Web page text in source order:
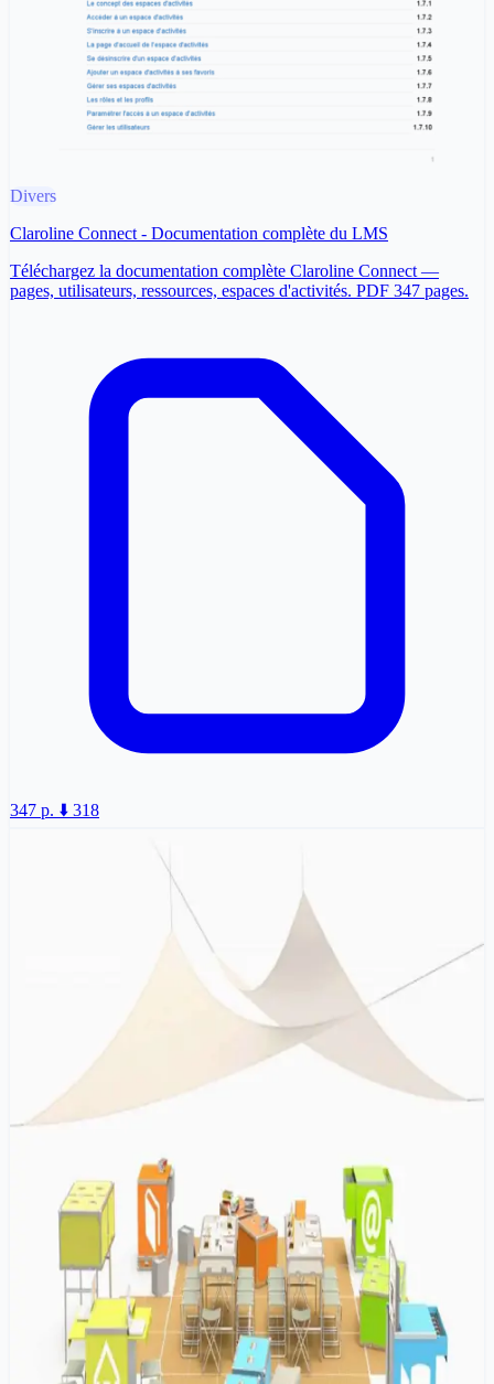
Divers
Claroline Connect - Documentation complète du LMS
Téléchargez la documentation complète Claroline Connect —
pages, utilisateurs, ressources, espaces d'activités. PDF 347 pages.
347 p. ⬇️ 318